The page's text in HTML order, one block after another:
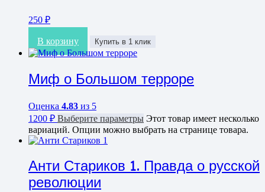
250 ₽
В корзину Купить в 1 клик
Миф о Большом терроре
Оценка 4.83 из 5
1200 ₽ Выберите параметры Этот товар имеет несколько
вариаций. Опции можно выбрать на странице товара.
Анти Стариков 1. Правда о русской
революции